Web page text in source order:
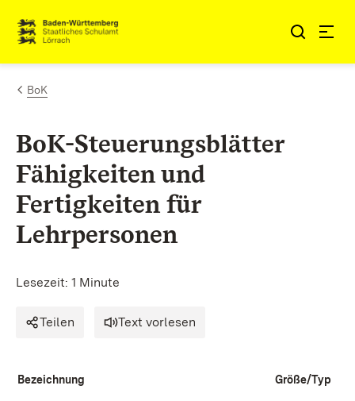
Zum Inhalt springen
Link zur Startseite
BoK
BoK-Steuerungsblätter
Fähigkeiten und
Fertigkeiten für
Lehrpersonen
Lesezeit: 1 Minute
Teilen Text vorlesen
Bezeichnung Größe/Typ